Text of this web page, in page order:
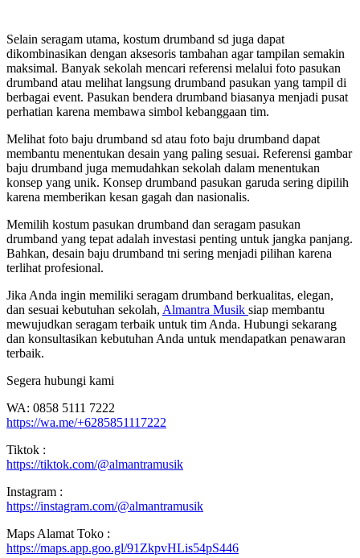
Selain seragam utama, kostum drumband sd juga dapat
dikombinasikan dengan aksesoris tambahan agar tampilan semakin
maksimal. Banyak sekolah mencari referensi melalui foto pasukan
drumband atau melihat langsung drumband pasukan yang tampil di
berbagai event. Pasukan bendera drumband biasanya menjadi pusat
perhatian karena membawa simbol kebanggaan tim.
Melihat foto baju drumband sd atau foto baju drumband dapat
membantu menentukan desain yang paling sesuai. Referensi gambar
baju drumband juga memudahkan sekolah dalam menentukan
konsep yang unik. Konsep drumband pasukan garuda sering dipilih
karena memberikan kesan gagah dan nasionalis.
Memilih kostum pasukan drumband dan seragam pasukan
drumband yang tepat adalah investasi penting untuk jangka panjang.
Bahkan, desain baju drumband tni sering menjadi pilihan karena
terlihat profesional.
Jika Anda ingin memiliki seragam drumband berkualitas, elegan,
dan sesuai kebutuhan sekolah, Almantra Musik siap membantu
mewujudkan seragam terbaik untuk tim Anda. Hubungi sekarang
dan konsultasikan kebutuhan Anda untuk mendapatkan penawaran
terbaik.
Segera hubungi kami
WA: 0858 5111 7222
https://wa.me/+6285851117222
Tiktok :
https://tiktok.com/@almantramusik
Instagram :
https://instagram.com/@almantramusik
Maps Alamat Toko :
https://maps.app.goo.gl/91ZkpvHLis54pS446